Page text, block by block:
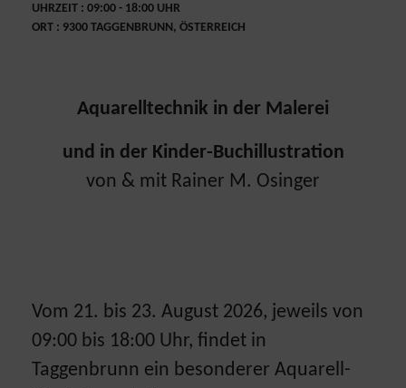
UHRZEIT : 09:00 - 18:00 UHR
ORT : 9300 TAGGENBRUNN, ÖSTERREICH
Aquarelltechnik in der Malerei
und in der Kinder-Buchillustration
von & mit Rainer M. Osinger
Vom 21. bis 23. August 2026, jeweils von
09:00 bis 18:00 Uhr, findet in
Taggenbrunn ein besonderer Aquarell-